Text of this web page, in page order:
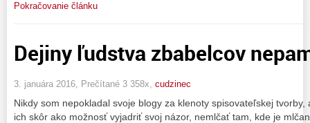
Pokračovanie článku
Dejiny ľudstva zbabelcov
3. januára 2016, Prečítané 3 358x, cudzinec
Nikdy som nepokladal svoje blogy za klenoty spisovateľskej
ich skôr ako možnosť vyjadriť svoj názor, nemlčať tam, kde je